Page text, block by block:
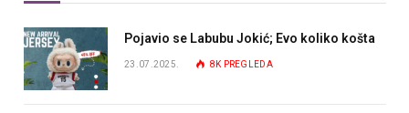
Pojavio se Labubu Jokić; Evo koliko košta
23.07.2025. 8K PREGLEDA